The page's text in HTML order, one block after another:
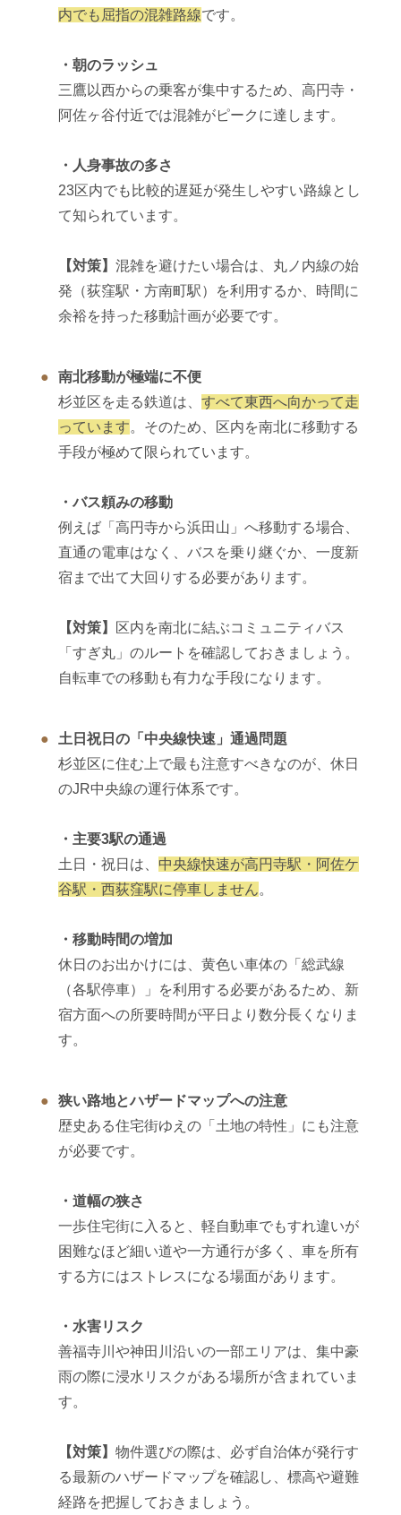
内でも屈指の混雑路線です。
・朝のラッシュ
三鷹以西からの乗客が集中するため、高円寺・
阿佐ヶ谷付近では混雑がピークに達します。
・人身事故の多さ
23区内でも比較的遅延が発生しやすい路線とし
て知られています。
【対策】 混雑を避けたい場合は、丸ノ内線の始
発（荻窪駅・方南町駅）を利用するか、時間に
余裕を持った移動計画が必要です。
南北移動が極端に不便
杉並区を走る鉄道は、 すべて東西へ向かって走
っています。そのため、区内を南北に移動する
手段が極めて限られています。
・バス頼みの移動
例えば「高円寺から浜田山」へ移動する場合、
直通の電車はなく、バスを乗り継ぐか、一度新
宿まで出て大回りする必要があります。
【対策】
区内を南北に結ぶコミュニティバス
「すぎ丸」のルートを確認しておきましょう。
自転車での移動も有力な手段になります。
土日祝日の「中央線快速」通過問題
杉並区に住む上で最も注意すべきなのが、休日
のJR中央線の運行体系です。
・主要3駅の通過
土日・祝日は、 中央線快速が高円寺駅・阿佐ケ
谷駅・西荻窪駅に停車しません。
・移動時間の増加
休日のお出かけには、黄色い車体の「総武線
（各駅停車）」を利用する必要があるため、新
宿方面への所要時間が平日より数分長くなりま
す。
狭い路地とハザードマップへの注意
歴史ある住宅街ゆえの「土地の特性」にも注意
が必要です。
・道幅の狭さ
一歩住宅街に入ると、軽自動車でもすれ違いが
困難なほど細い道や一方通行が多く、車を所有
する方にはストレスになる場面があります。
・水害リスク
善福寺川や神田川沿いの一部エリアは、集中豪
雨の際に浸水リスクがある場所が含まれていま
す。
【対策】 物件選びの際は、必ず自治体が発行す
る最新のハザードマップを確認し、標高や避難
経路を把握しておきましょう。